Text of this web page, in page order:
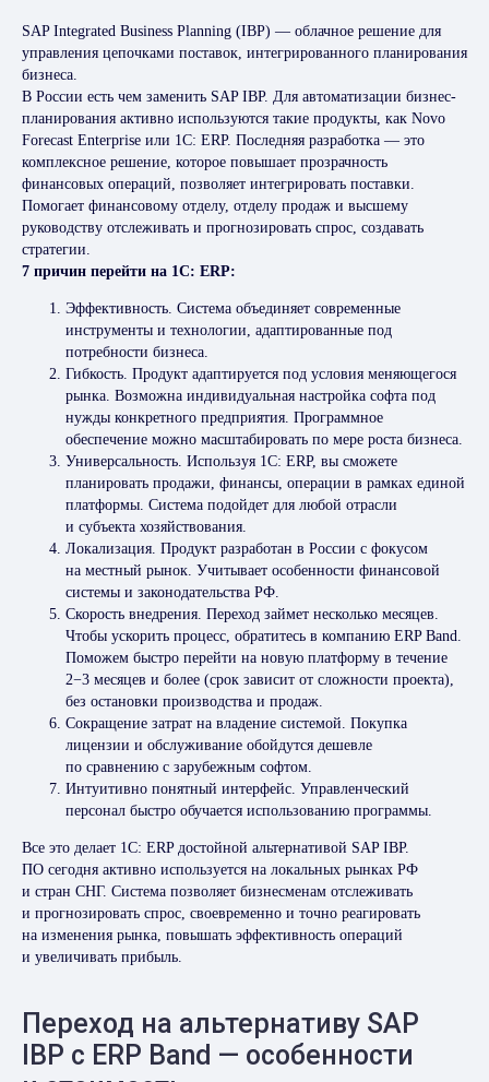
SAP Integrated Business Planning (IBP) — облачное решение для
управления цепочками поставок, интегрированного планирования
бизнеса.
В России есть чем заменить SAP IBP. Для автоматизации бизнес-
планирования активно используются такие продукты, как Novo
Forecast Enterprise или 1C: ERP. Последняя разработка — это
комплексное решение, которое повышает прозрачность
финансовых операций, позволяет интегрировать поставки.
Помогает финансовому отделу, отделу продаж и высшему
руководству отслеживать и прогнозировать спрос, создавать
стратегии.
7 причин перейти на 1C: ERP:
Эффективность. Система объединяет современные
инструменты и технологии, адаптированные под
потребности бизнеса.
Гибкость. Продукт адаптируется под условия меняющегося
рынка. Возможна индивидуальная настройка софта под
нужды конкретного предприятия. Программное
обеспечение можно масштабировать по мере роста бизнеса.
Универсальность. Используя 1С: ERP, вы сможете
планировать продажи, финансы, операции в рамках единой
платформы. Система подойдет для любой отрасли
и субъекта хозяйствования.
Локализация. Продукт разработан в России с фокусом
на местный рынок. Учитывает особенности финансовой
системы и законодательства РФ.
Скорость внедрения. Переход займет несколько месяцев.
Чтобы ускорить процесс, обратитесь в компанию ERP Band.
Поможем быстро перейти на новую платформу в течение
2−3 месяцев и более (срок зависит от сложности проекта),
без остановки производства и продаж.
Сокращение затрат на владение системой. Покупка
лицензии и обслуживание обойдутся дешевле
по сравнению с зарубежным софтом.
Интуитивно понятный интерфейс. Управленческий
персонал быстро обучается использованию программы.
Все это делает 1С: ERP достойной альтернативой SAP IBP.
ПО сегодня активно используется на локальных рынках РФ
и стран СНГ. Система позволяет бизнесменам отслеживать
и прогнозировать спрос, своевременно и точно реагировать
на изменения рынка, повышать эффективность операций
и увеличивать прибыль.
Переход на альтернативу SAP
IBP с ERP Band — особенности